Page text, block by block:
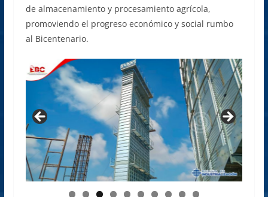
de almacenamiento y procesamiento agrícola,
promoviendo el progreso económico y social rumbo
al Bicentenario.